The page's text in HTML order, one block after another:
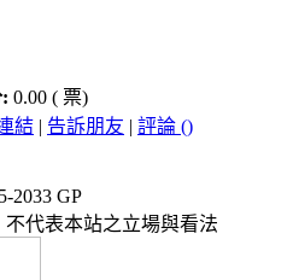
0.00 ( 票)
結 | 告訴朋友 | 評論 ()
2033 GP
代表本站之立場與看法